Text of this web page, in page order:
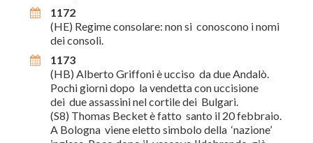
1172
(HE) Regime consolare: non si conoscono i nomi
dei consoli.
1173
(HB) Alberto Griffoni è ucciso da due Andalò.
Pochi giorni dopo la vendetta con uccisione
dei due assassini nel cortile dei Bulgari.
(S8) Thomas Becket è fatto santo il 20 febbraio.
A Bologna viene eletto simbolo della ‘nazione’